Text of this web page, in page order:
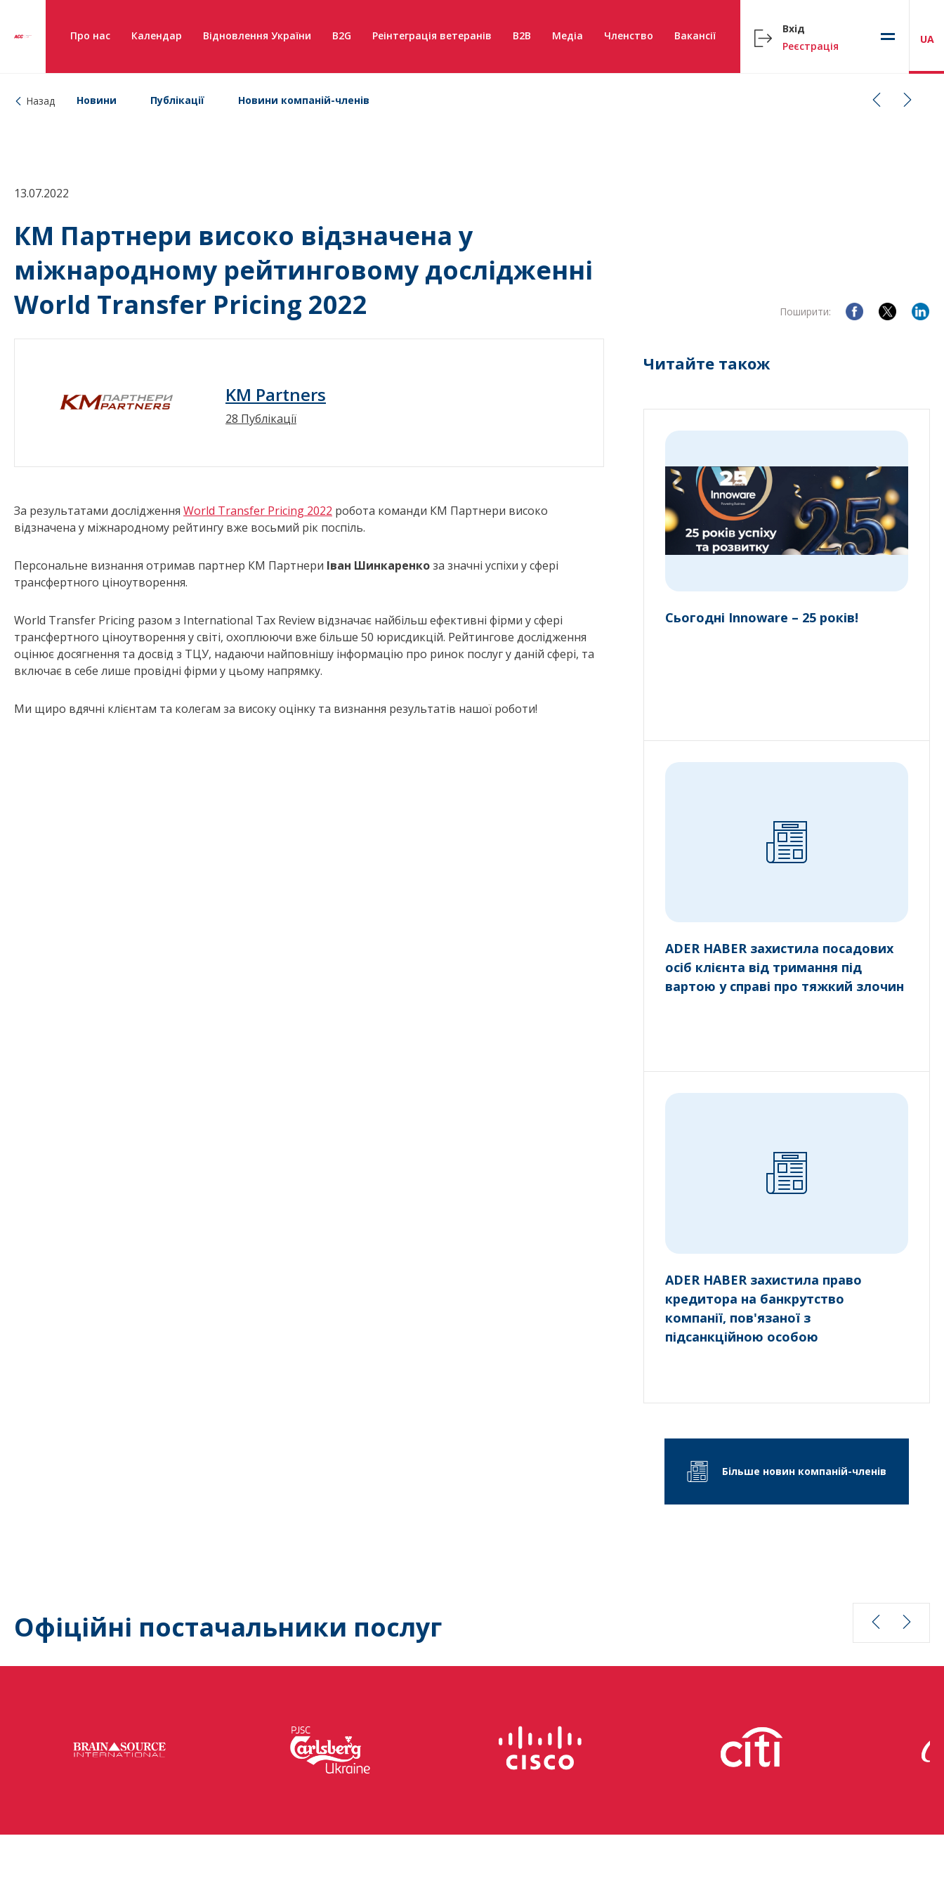
Про нас Календар Відновлення України B2G Реінтеграція ветеранів B2B Медіа Членство Вакансії
Вхід
Реєстрація
UA
Назад Новини Публікації Новини компаній-членів
13.07.2022
КМ Партнери високо відзначена у
міжнародному рейтинговому дослідженні
World Transfer Pricing 2022
Поширити:
KM Partners
28 Публікації
За результатами дослідження World Transfer Pricing 2022 робота команди КМ Партнери високо
відзначена у міжнародному рейтингу вже восьмий рік поспіль.
Персональне визнання отримав партнер КМ Партнери Іван Шинкаренкоза значні успіхи у сфері
трансфертного ціноутворення.
World Transfer Pricing разом з International Tax Review відзначає найбільш ефективні фірми у сфері
трансфертного ціноутворення у світі, охоплюючи вже більше 50 юрисдикцій. Рейтингове дослідження
оцінює досягнення та досвід з ТЦУ, надаючи найповнішу інформацію про ринок послуг у даній сфері, та
включає в себе лише провідні фірми у цьому напрямку.
Ми щиро вдячні клієнтам та колегам за високу оцінку та визнання результатів нашої роботи!
Читайте також
Сьогодні Innoware – 25 років!
ADER HABER захистила посадових
осіб клієнта від тримання під
вартою у справі про тяжкий злочин
ADER HABER захистила право
кредитора на банкрутство
компанії, пов'язаної з
підсанкційною особою
Більше новин компаній-членів
Офіційні постачальники послуг